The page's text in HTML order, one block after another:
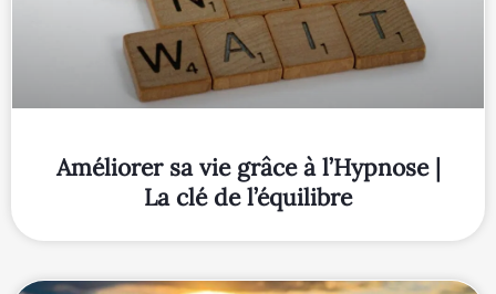
Améliorer sa vie grâce à l’Hypnose |
La clé de l’équilibre